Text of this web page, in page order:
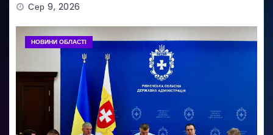
Сер 9, 2026
НОВИНИ ОБЛАСТІ